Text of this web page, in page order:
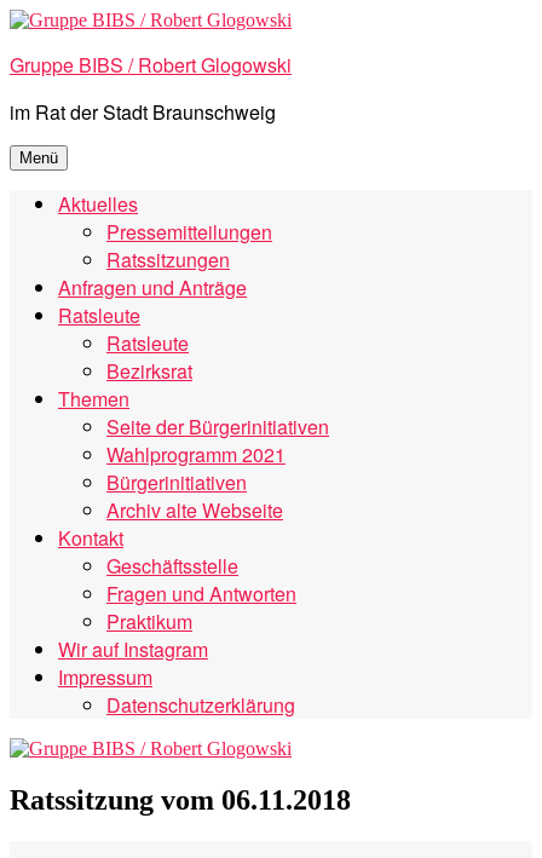
Zum
springen
Gruppe BIBS / Robert Glogowski
im Rat der Stadt Braunschweig
Menü
Aktuelles
Pressemitteilungen
Ratssitzungen
Anfragen und Anträge
Ratsleute
Ratsleute
Bezirksrat
Themen
Seite der Bürgerinitiativen
Wahlprogramm 2021
Bürgerinitiativen
Archiv alte Webseite
Kontakt
Geschäftsstelle
Fragen und Antworten
Praktikum
Wir auf Instagram
Impressum
Datenschutzerklärung
Ratssitzung vom 06.11.2018